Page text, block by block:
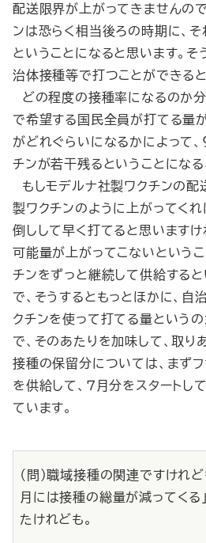
配送限界が上がってきませんの
ンは恐らく相当後ろの時期に、
ということになると思います。そ
治体接種等で打つことができると
どの程度の接種率になるのか分
で希望する国民全員が打てる量
がどれぐらいになるかによって、
チンが若干残るということになる
もしモデルナ社製ワクチンの配
製ワクチンのように上がってく
倒しして早く打てると思います
可能量が上がってこないという
チンをずっと継続して供給する
で、そうするともっとほかに、自
クチンを使って打てる量という
で、そのあたりを加味して、取
接種の保留分については、まずフ
を供給して、７月分をスタートし
ています。
（問）職域接種の関連ですけれど
月には接種の総量が減ってくる
たけれども。